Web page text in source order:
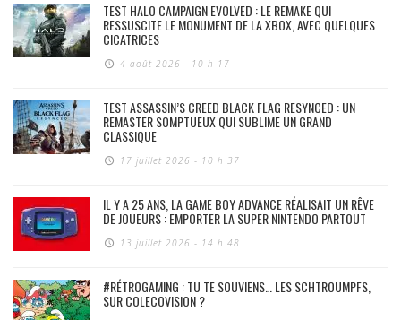
TEST HALO CAMPAIGN EVOLVED : LE REMAKE QUI
RESSUSCITE LE MONUMENT DE LA XBOX, AVEC QUELQUES
CICATRICES
4 août 2026 - 10 h 17
TEST ASSASSIN’S CREED BLACK FLAG RESYNCED : UN
REMASTER SOMPTUEUX QUI SUBLIME UN GRAND
CLASSIQUE
17 juillet 2026 - 10 h 37
IL Y A 25 ANS, LA GAME BOY ADVANCE RÉALISAIT UN RÊVE
DE JOUEURS : EMPORTER LA SUPER NINTENDO PARTOUT
13 juillet 2026 - 14 h 48
#RÉTROGAMING : TU TE SOUVIENS… LES SCHTROUMPFS,
SUR COLECOVISION ?